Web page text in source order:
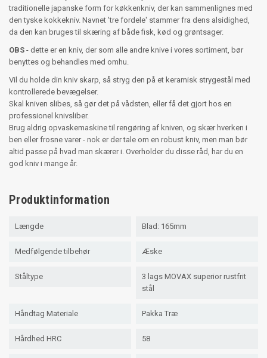
traditionelle japanske form for køkkenkniv, der kan sammenlignes med
den tyske kokkekniv. Navnet 'tre fordele' stammer fra dens alsidighed,
da den kan bruges til skæring af både fisk, kød og grøntsager.
OBS - dette er en kniv, der som alle andre knive i vores sortiment, bør
benyttes og behandles med omhu.
Vil du holde din kniv skarp, så stryg den på et keramisk strygestål med
kontrollerede bevægelser.
Skal kniven slibes, så gør det på vådsten, eller få det gjort hos en
professionel knivsliber.
Brug aldrig opvaskemaskine til rengøring af kniven, og skær hverken i
ben eller frosne varer - nok er der tale om en robust kniv, men man bør
altid passe på hvad man skærer i. Overholder du disse råd, har du en
god kniv i mange år.
Produktinformation
Længde Blad: 165mm
Medfølgende tilbehør Æske
Ståltype
3 lags MOVAX superior rustfrit
stål
Håndtag Materiale Pakka Træ
Hårdhed HRC 58